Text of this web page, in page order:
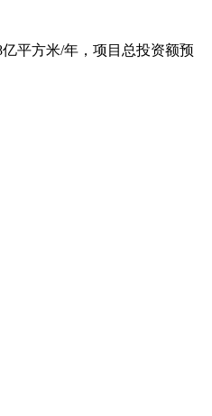
平方米/年，项目总投资额预